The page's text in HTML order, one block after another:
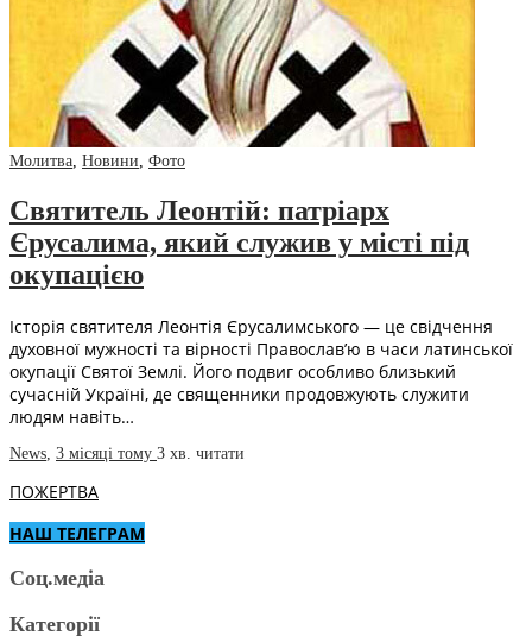
Молитва, Новини, Фото
Святитель Леонтій: патріарх
Єрусалима, який служив у місті під
окупацією
Історія святителя Леонтія Єрусалимського — це свідчення
духовної мужності та вірності Православ’ю в часи латинської
окупації Святої Землі. Його подвиг особливо близький
сучасній Україні, де священники продовжують служити
людям навіть…
News, 3 місяці тому 3 хв. читати
ПОЖЕРТВА
НАШ ТЕЛЕГРАМ
Соц.медіа
Категорії